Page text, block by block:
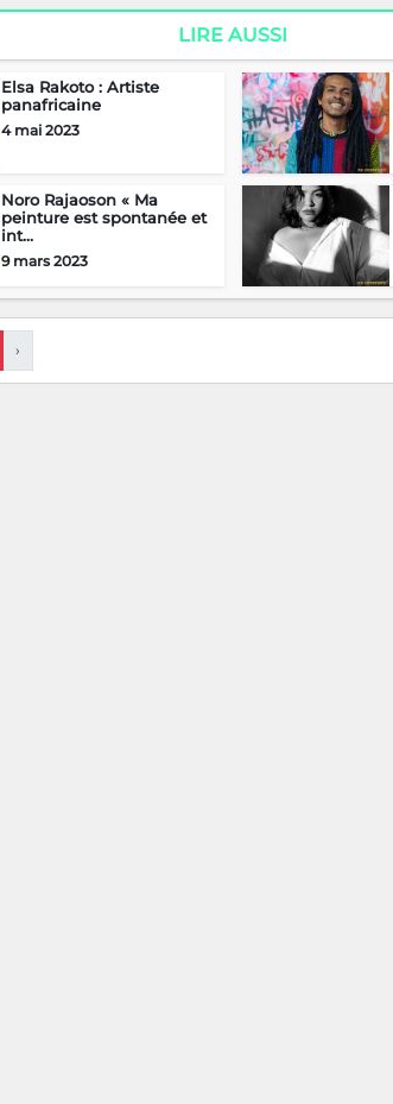
LIRE AUSSI
Elsa Rakoto : Artiste
panafricaine
4 mai 2023
Noro Rajaoson « Ma
peinture est spontanée et
int...
9 mars 2023
›